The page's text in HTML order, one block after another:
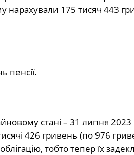
175 тисяч 443
пенсії.
стані – 31 липня
426 гривень (по 976
тобто тепер їх